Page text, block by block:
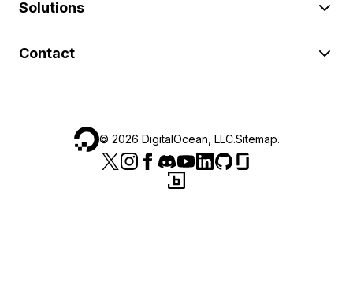
Solutions
Contact
© 2026 DigitalOcean, LLC.Sitemap.